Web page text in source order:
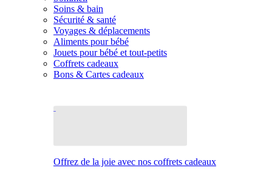
Soins & bain
Sécurité & santé
Voyages & déplacements
Aliments pour bébé
Jouets pour bébé et tout-petits
Coffrets cadeaux
Bons & Cartes cadeaux
Offrez de la joie avec nos coffrets cadeaux